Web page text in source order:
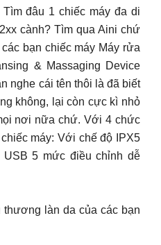
Tìm đâu 1 chiếc máy đa di
cành? Tìm qua Aini chứ
bạn chiếc máy Máy rửa
& Massaging Device
nghe cái tên thôi là đã biết
không, lại còn cực kì nhỏ
nơi nữa chứ. Với 4 chức
máy: Với chế độ IPX5
5 mức điều chỉnh dễ
thương làn da của các bạn